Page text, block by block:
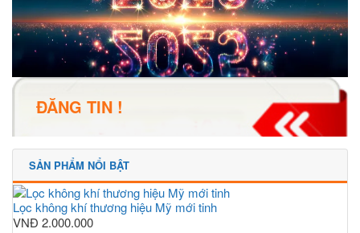
ĐĂNG TIN !
SẢN PHẨM NỔI BẬT
Lọc không khí thương hiệu Mỹ mới tinh
VNĐ 2.000.000